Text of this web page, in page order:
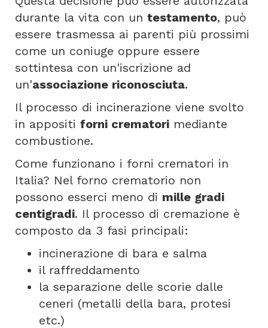
durante la vita con un testamento, può
essere trasmessa ai parenti più prossimi
come un coniuge oppure essere
sottintesa con un'iscrizione ad
un'associazione riconosciuta.
Il processo di incinerazione viene svolto
in appositi forni crematori mediante
combustione.
Come funzionano i forni crematori in
Italia? Nel forno crematorio non
possono esserci meno di mille gradi
centigradi. Il processo di cremazione è
composto da 3 fasi principali:
incinerazione di bara e salma
il raffreddamento
la separazione delle scorie dalle
ceneri (metalli della bara, protesi
etc.)